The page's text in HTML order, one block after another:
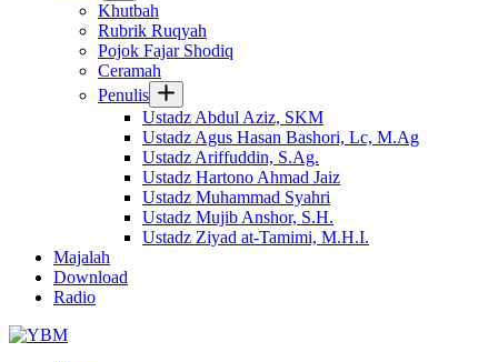
Khutbah
Rubrik Ruqyah
Pojok Fajar Shodiq
Ceramah
Penulis
Ustadz Abdul Aziz, SKM
Ustadz Agus Hasan Bashori, Lc, M.Ag
Ustadz Ariffuddin, S.Ag.
Ustadz Hartono Ahmad Jaiz
Ustadz Muhammad Syahri
Ustadz Mujib Anshor, S.H.
Ustadz Ziyad at-Tamimi, M.H.I.
Majalah
Download
Radio